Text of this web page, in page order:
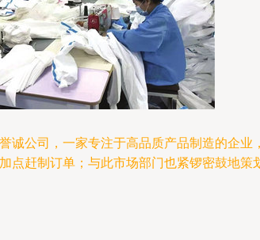
公司，一家专注于高品质产品制造的企
赶制订单；与此市场部门也紧锣密鼓地